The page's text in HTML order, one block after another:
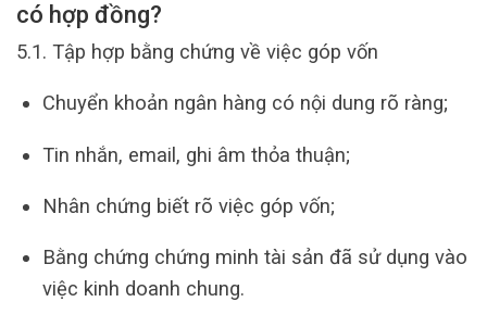
có hợp đồng?
5.1. Tập hợp bằng chứng về việc góp vốn
Chuyển khoản ngân hàng có nội dung rõ ràng;
Tin nhắn, email, ghi âm thỏa thuận;
Nhân chứng biết rõ việc góp vốn;
Bằng chứng chứng minh tài sản đã sử dụng vào
việc kinh doanh chung.